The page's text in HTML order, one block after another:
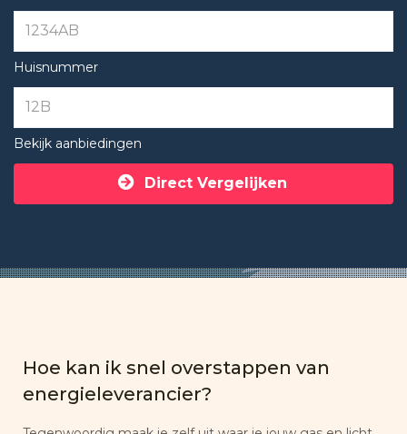
Huisnummer
Bekijk aanbiedingen
Direct Vergelijken
Hoe kan ik snel overstappen van
energieleverancier?